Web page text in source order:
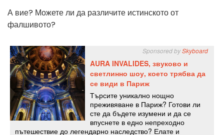
А вие? Можете ли да различите истинското от
фалшивото?